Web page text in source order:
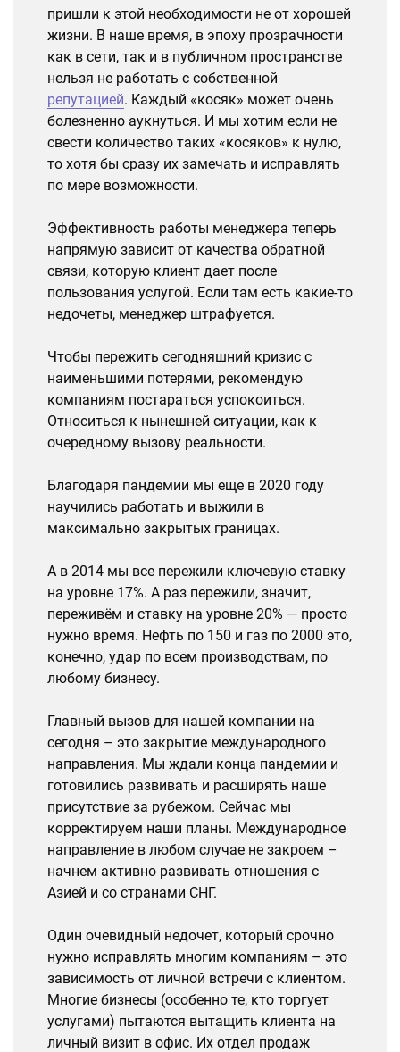
пришли к этой необходимости не от хорошей
жизни. В наше время, в эпоху прозрачности
как в сети, так и в публичном пространстве
нельзя не работать с собственной
репутацией. Каждый «косяк» может очень
болезненно аукнуться. И мы хотим если не
свести количество таких «косяков» к нулю,
то хотя бы сразу их замечать и исправлять
по мере возможности.
Эффективность работы менеджера теперь
напрямую зависит от качества обратной
связи, которую клиент дает после
пользования услугой. Если там есть какие-то
недочеты, менеджер штрафуется.
Чтобы пережить сегодняшний кризис с
наименьшими потерями, рекомендую
компаниям постараться успокоиться.
Относиться к нынешней ситуации, как к
очередному вызову реальности.
Благодаря пандемии мы еще в 2020 году
научились работать и выжили в
максимально закрытых границах.
А в 2014 мы все пережили ключевую ставку
на уровне 17%. А раз пережили, значит,
переживём и ставку на уровне 20% — просто
нужно время. Нефть по 150 и газ по 2000 это,
конечно, удар по всем производствам, по
любому бизнесу.
Главный вызов для нашей компании на
сегодня – это закрытие международного
направления. Мы ждали конца пандемии и
готовились развивать и расширять наше
присутствие за рубежом. Сейчас мы
корректируем наши планы. Международное
направление в любом случае не закроем –
начнем активно развивать отношения с
Азией и со странами СНГ.
Один очевидный недочет, который срочно
нужно исправлять многим компаниям – это
зависимость от личной встречи с клиентом.
Многие бизнесы (особенно те, кто торгует
услугами) пытаются вытащить клиента на
личный визит в офис. Их отдел продаж